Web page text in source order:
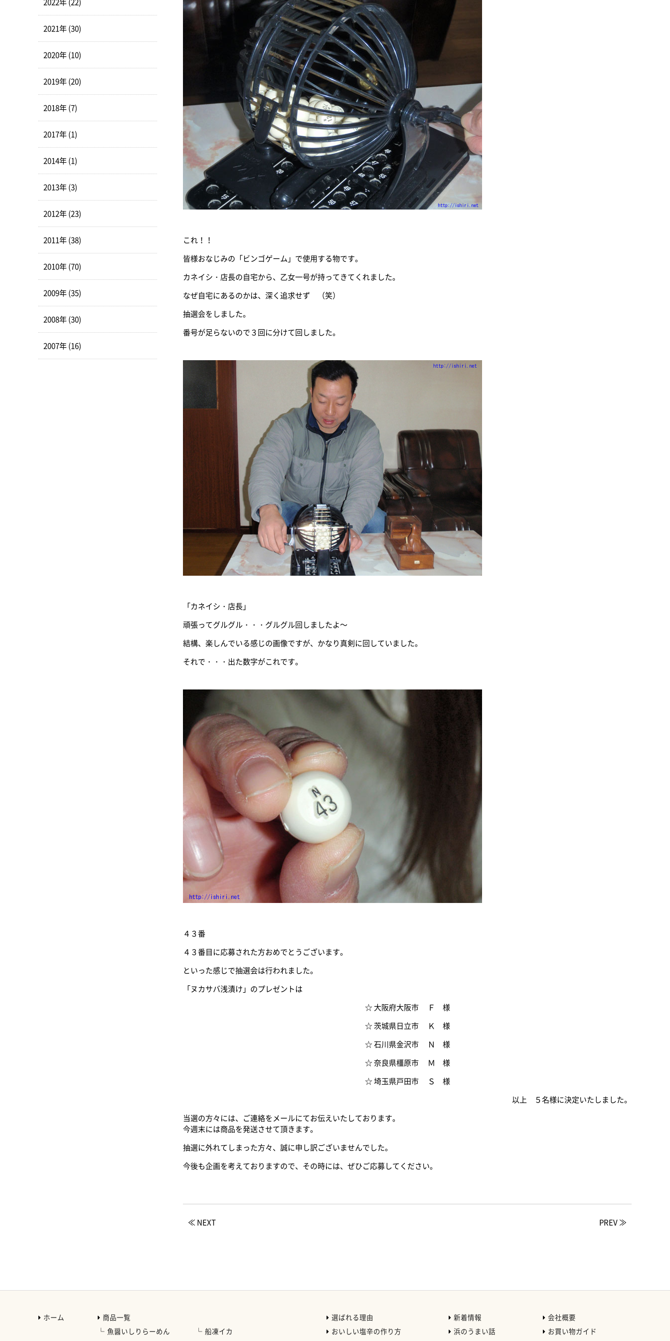
これ！！
皆様おなじみの「ビンゴゲーム」で使用する物です。
カネイシ・店長の自宅から、乙女一号が持ってきてくれました。
なぜ自宅にあるのかは、深く追求せず （笑）
抽選会をしました。
番号が足らないので３回に分けて回しました。
「カネイシ・店長」
頑張ってグルグル・・・グルグル回しましたよ～
結構、楽しんでいる感じの画像ですが、かなり真剣に回していました。
それで・・・出た数字がこれです。
４３番
４３番目に応募された方おめでとうございます。
といった感じで抽選会は行われました。
「ヌカサバ浅漬け」のプレゼントは
☆ 大阪府大阪市 Ｆ 様
☆ 茨城県日立市 Ｋ 様
☆ 石川県金沢市 Ｎ 様
☆ 奈良県橿原市 Ｍ 様
☆ 埼玉県戸田市 Ｓ 様
以上 ５名様に決定いたしました。
当選の方々には、ご連絡をメールにてお伝えいたしております。
今週末には商品を発送させて頂きます。
抽選に外れてしまった方々、誠に申し訳ございませんでした。
今後も企画を考えておりますので、その時には、ぜひご応募してください。
≪ NEXT PREV ≫
2021年 (30)
2020年 (10)
2019年 (20)
2018年 (7)
2017年 (1)
2014年 (1)
2013年 (3)
2012年 (23)
2011年 (38)
2010年 (70)
2009年 (35)
2008年 (30)
2007年 (16)
ホーム
商品一覧
魚醤いしりらーめん
船凍イカ
選ばれる理由
おいしい塩辛の作り方
新着情報
浜のうまい話
会社概要
お買い物ガイド